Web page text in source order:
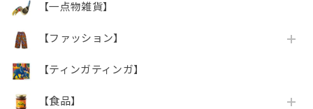
【一点物雑貨】
【ファッション】
【ティンガティンガ】
【食品】